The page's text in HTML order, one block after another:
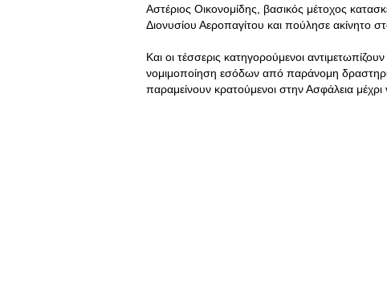
Αστέριος Οικονομίδης, βασικός μέτοχος
Διονυσίου Αεροπαγίτου και πούλησε ακίνητο
Και οι τέσσερις κατηγορούμενοι
νομιμοποίηση εσόδων από παράνομη
παραμείνουν κρατούμενοι στην Ασφάλεια